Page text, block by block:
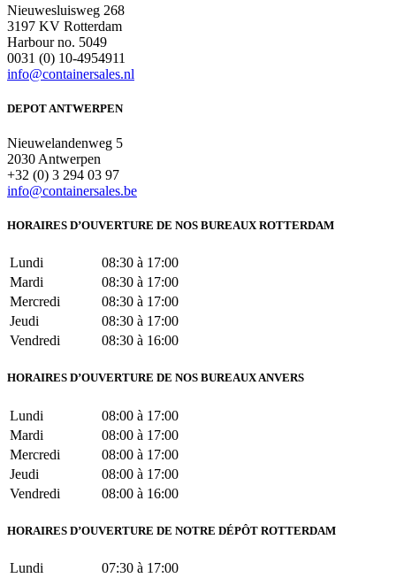
Nieuwesluisweg 268
3197 KV Rotterdam
Harbour no. 5049
0031 (0) 10-4954911
info@containersales.nl
DEPOT ANTWERPEN
Nieuwelandenweg 5
2030 Antwerpen
+32 (0) 3 294 03 97
info@containersales.be
HORAIRES D’OUVERTURE DE NOS BUREAUX ROTTERDAM
Lundi
08:30 à 17:00
Mardi
08:30 à 17:00
Mercredi
08:30 à 17:00
Jeudi
08:30 à 17:00
Vendredi
08:30 à 16:00
HORAIRES D’OUVERTURE DE NOS BUREAUX ANVERS
Lundi
08:00 à 17:00
Mardi
08:00 à 17:00
Mercredi
08:00 à 17:00
Jeudi
08:00 à 17:00
Vendredi
08:00 à 16:00
HORAIRES D’OUVERTURE DE NOTRE DÉPÔT ROTTERDAM
Lundi
07:30 à 17:00